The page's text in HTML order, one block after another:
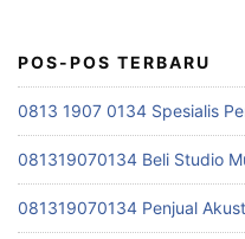
POS-POS TERBARU
0813 1907 0134 Spesialis
081319070134 Beli Studio
081319070134 Penjual